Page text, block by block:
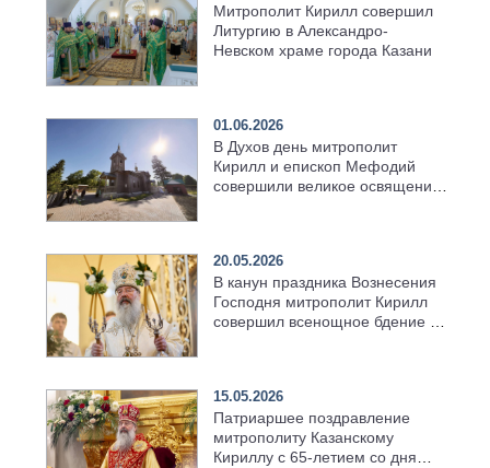
Митрополит Кирилл совершил
Литургию в Александро-
Невском храме города Казани
01.06.2026
В Духов день митрополит
Кирилл и епископ Мефодий
совершили великое освящение
20.05.2026
В канун праздника Вознесения
Господня митрополит Кирилл
совершил всенощное бдение в
15.05.2026
Патриаршее поздравление
митрополиту Казанскому
Кириллу с 65-летием со дня